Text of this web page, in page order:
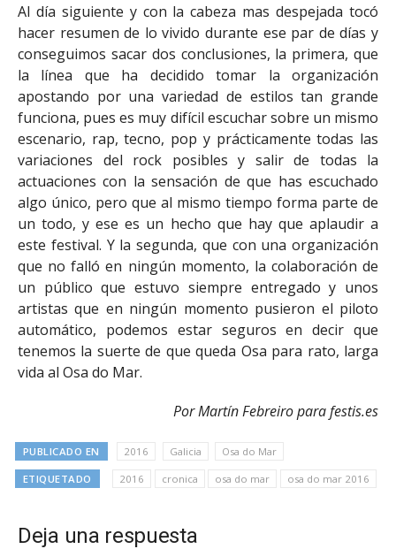
Al día siguiente y con la cabeza mas despejada tocó
hacer resumen de lo vivido durante ese par de días y
conseguimos sacar dos conclusiones, la primera, que
la línea que ha decidido tomar la organización
apostando por una variedad de estilos tan grande
funciona, pues es muy difícil escuchar sobre un mismo
escenario, rap, tecno, pop y prácticamente todas las
variaciones del rock posibles y salir de todas la
actuaciones con la sensación de que has escuchado
algo único, pero que al mismo tiempo forma parte de
un todo, y ese es un hecho que hay que aplaudir a
este festival. Y la segunda, que con una organización
que no falló en ningún momento, la colaboración de
un público que estuvo siempre entregado y unos
artistas que en ningún momento pusieron el piloto
automático, podemos estar seguros en decir que
tenemos la suerte de que queda Osa para rato, larga
vida al Osa do Mar.
Por Martín Febreiro para festis.es
PUBLICADO EN 2016 Galicia Osa do Mar
ETIQUETADO 2016 cronica osa do mar osa do mar 2016
Deja una respuesta